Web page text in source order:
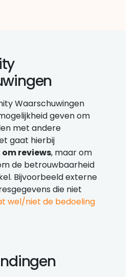
Waarschuwingen
geven om
met andere
gaat hierbij
reviews, maar om
de betrouwbaarheid
Bijvoorbeeld externe
die niet
wel/niet de bedoeling